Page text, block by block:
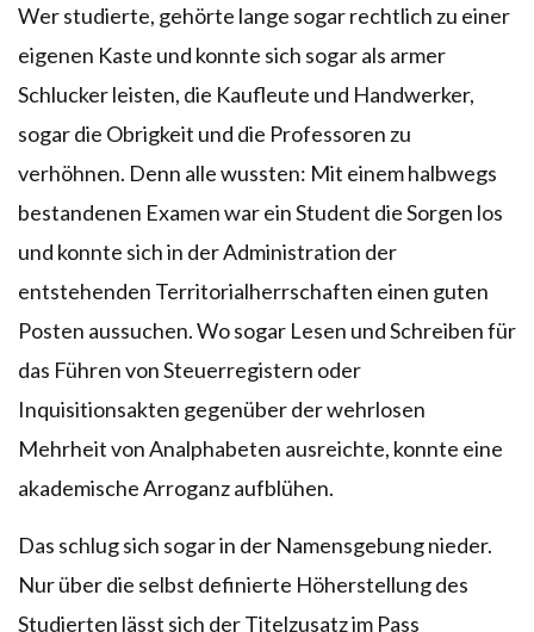
Wer studierte, gehörte lange sogar rechtlich zu einer
eigenen Kaste und konnte sich sogar als armer
Schlucker leisten, die Kaufleute und Handwerker,
sogar die Obrigkeit und die Professoren zu
verhöhnen. Denn alle wussten: Mit einem halbwegs
bestandenen Examen war ein Student die Sorgen los
und konnte sich in der Administration der
entstehenden Territorialherrschaften einen guten
Posten aussuchen. Wo sogar Lesen und Schreiben für
das Führen von Steuerregistern oder
Inquisitionsakten gegenüber der wehrlosen
Mehrheit von Analphabeten ausreichte, konnte eine
akademische Arroganz aufblühen.
Das schlug sich sogar in der Namensgebung nieder.
Nur über die selbst definierte Höherstellung des
Studierten lässt sich der Titelzusatz im Pass